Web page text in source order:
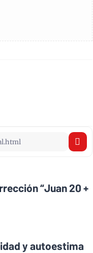
“Juan 20 +
y autoestima